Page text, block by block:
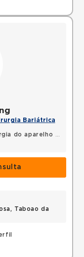
Bariátrica
aparelho digestivo
Taboao da